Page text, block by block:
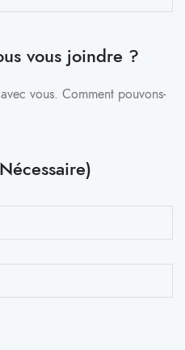
vous joindre ?
vous. Comment pouvons-